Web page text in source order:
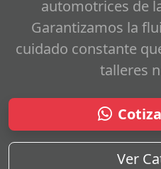
automotrices de
Garantizamos la
cuidado constante
talleres
Ver